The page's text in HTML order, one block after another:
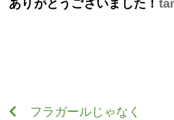
ありがとうございました！
フラガールじゃなく